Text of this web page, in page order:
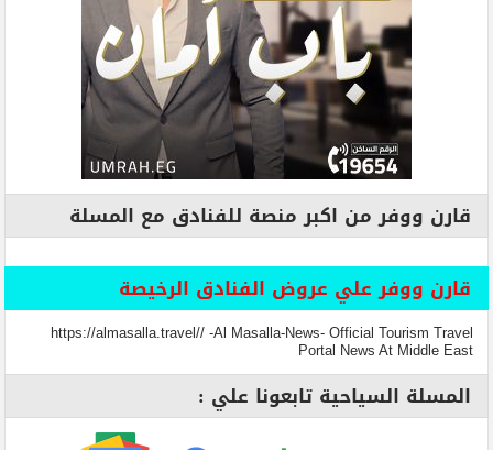
قارن ووفر من اكبر منصة للفنادق مع المسلة
قارن ووفر علي عروض الفنادق الرخيصة
https://almasalla.travel// -Al Masalla-News- Official Tourism Travel
Portal News At Middle East
المسلة السياحية تابعونا علي :